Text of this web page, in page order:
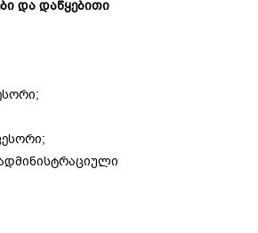
და დაწყებითი